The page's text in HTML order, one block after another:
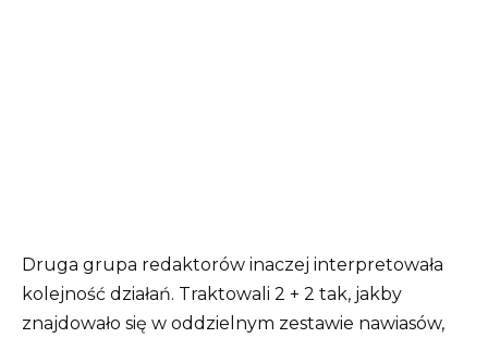
Druga grupa redaktorów inaczej interpretowała
kolejność działań. Traktowali 2 + 2 tak, jakby
znajdowało się w oddzielnym zestawie nawiasów,